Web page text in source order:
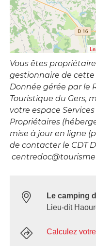
Vous êtes
gestionnaire de
Donnée gérée par le
Touristique du Gers,
votre espace
Propriétaires
mise à jour en ligne
de contacter le CDT
Le camping
Lieu-dit
Calculez